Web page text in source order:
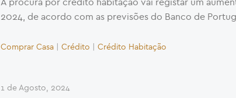
2024, de acordo com as previsões do Banco de
Comprar Casa Crédito Crédito Habitação
1 de Agosto, 2024